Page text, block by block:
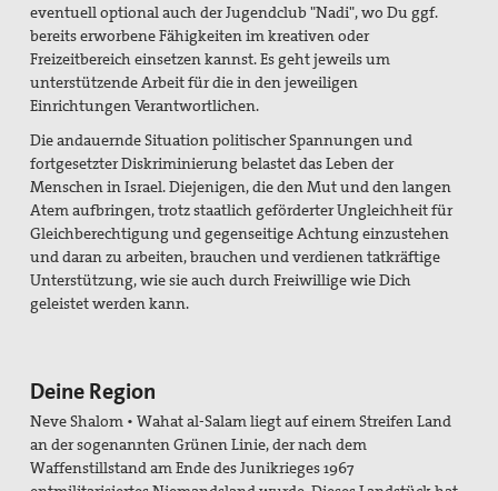
Suche
eventuell optional auch der Jugendclub "Nadi", wo Du ggf.
bereits erworbene Fähigkeiten im kreativen oder
Freizeitbereich einsetzen kannst. Es geht jeweils um
unterstützende Arbeit für die in den jeweiligen
Einrichtungen Verantwortlichen.
Die andauernde Situation politischer Spannungen und
fortgesetzter Diskriminierung belastet das Leben der
Menschen in Israel. Diejenigen, die den Mut und den langen
Atem aufbringen, trotz staatlich geförderter Ungleichheit für
Gleichberechtigung und gegenseitige Achtung einzustehen
und daran zu arbeiten, brauchen und verdienen tatkräftige
Unterstützung, wie sie auch durch Freiwillige wie Dich
geleistet werden kann.
Deine Region
Neve Shalom • Wahat al-Salam liegt auf einem Streifen Land
an der sogenannten Grünen Linie, der nach dem
Waffenstillstand am Ende des Junikrieges 1967